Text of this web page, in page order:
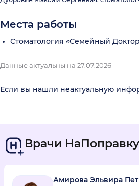
Места работы
Стоматология «Семейный
Данные актуальны на 27.07.2026
Если вы нашли неактуальную
Врачи
Амирова Эльвира